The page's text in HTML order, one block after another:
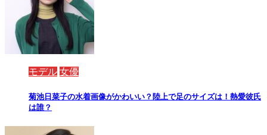
モデル 女優
菊池日菜子の水着画像がかわいい？陸上で足のサイズは！熱愛彼氏
は誰？